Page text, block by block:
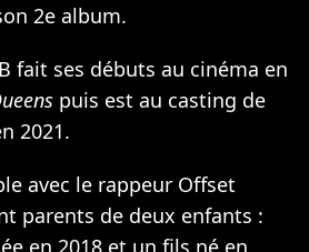
2e album.
fait ses débuts au cinéma en
puis est au casting de
2021.
avec le rappeur Offset
parents de deux enfants :
en 2018 et un fils né en